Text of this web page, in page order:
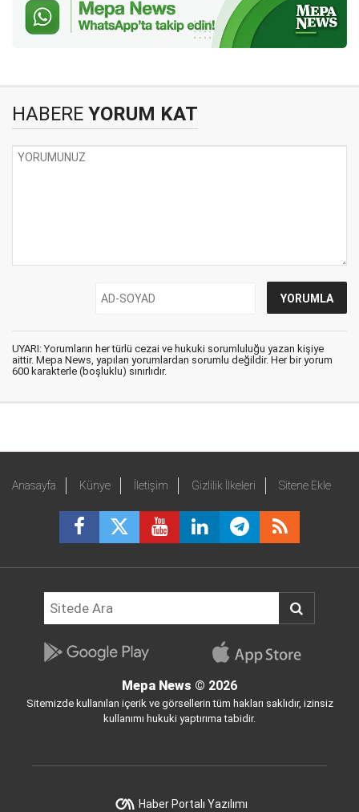
HABERE YORUM KAT
UYARI: Yorumların her türlü cezai ve hukuki sorumluluğu yazan kişiye
aittir. Mepa News, yapılan yorumlardan sorumlu değildir. Her bir yorum
600 karakterle (boşluklu) sınırlıdır.
Anasayfa Künye İletişim Gizlilik İlkeleri Sitene Ekle
Mepa News © 2026
Sitemizde kullanılan içerik ve görsellerin tüm hakları saklıdır, izinsiz
kullanımı hukuki yaptırıma tabidir.
Haber Portalı Yazılımı